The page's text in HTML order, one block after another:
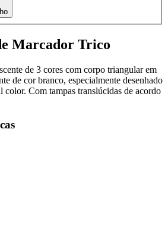
Marcador Trico
de 3 cores com corpo triangular em
de cor branco, especialmente desenhado
color. Com tampas translúcidas de acordo